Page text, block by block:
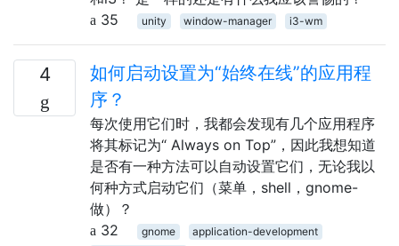
35
unity window-manager i3-wm
4
如何启动设置为“始终在线”的应用程
序？
每次使用它们时，我都会发现有几个应用程序
将其标记为“ Always on Top”，因此我想知道
是否有一种方法可以自动设置它们，无论我以
何种方式启动它们（菜单，shell，gnome-
做）？
32
gnome
application-development